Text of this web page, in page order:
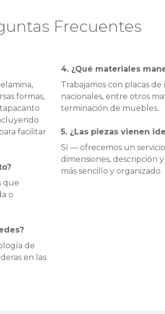
Frecuentes
formas,
facilitar
que
o
de
en las
4. ¿Qué materiales
Trabajamos con placas
nacionales, entre otros
terminación de muebles.
5. ¿Las piezas vienen
Sí — ofrecemos un
dimensiones, descripción
más sencillo y organizado.